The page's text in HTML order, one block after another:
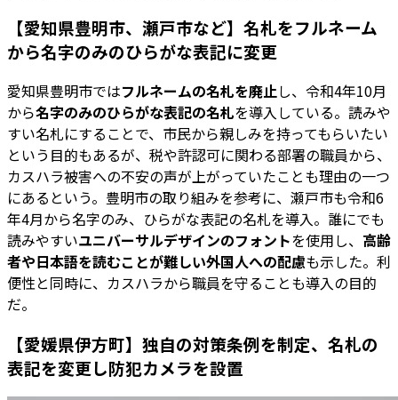
【愛知県豊明市、瀬戸市など】名札をフルネーム
から名字のみのひらがな表記に変更
愛知県豊明市ではフルネームの名札を廃止し、令和4年10月
から名字のみのひらがな表記の名札を導入している。読みや
すい名札にすることで、市民から親しみを持ってもらいたい
という目的もあるが、税や許認可に関わる部署の職員から、
カスハラ被害への不安の声が上がっていたことも理由の一つ
にあるという。豊明市の取り組みを参考に、瀬戸市も令和6
年4月から名字のみ、ひらがな表記の名札を導入。誰にでも
読みやすいユニバーサルデザインのフォントを使用し、 高齢
者や日本語を読むことが難しい外国人への配慮も示した。利
便性と同時に、カスハラから職員を守ることも導入の目的
だ。
【愛媛県伊方町】独自の対策条例を制定、名札の
表記を変更し防犯カメラを設置